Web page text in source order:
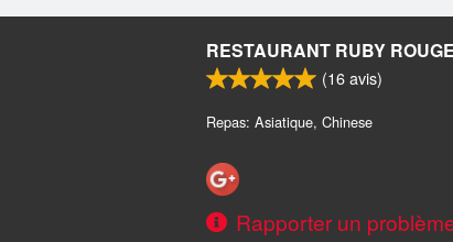
RESTAURANT RUBY ROUGE
(16avis)
Repas: Asiatique, Chinese
Rapporter un